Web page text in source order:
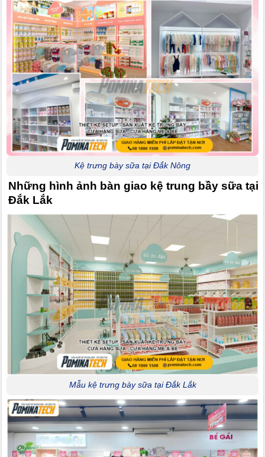
Kệ trưng bày sữa tại Đắk Nông
Những hình ảnh bàn giao kệ trung bầy sữa tại
Đắk Lắk
Mẫu kệ trưng bày sữa tại Đắk Lắk